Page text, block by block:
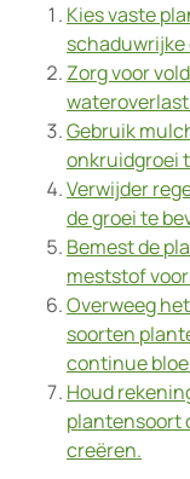
Kies vaste
schaduwrijke
Zorg voor
Gebruik
onkruidgroei
Verwijder
de groei te
Bemest de
meststof
Overweeg
soorten
continue
Houd
plantensoort
creëren.